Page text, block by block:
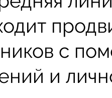
с
и